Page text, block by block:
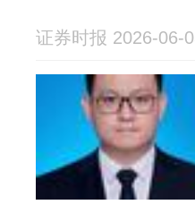
证券时报 2026-06-